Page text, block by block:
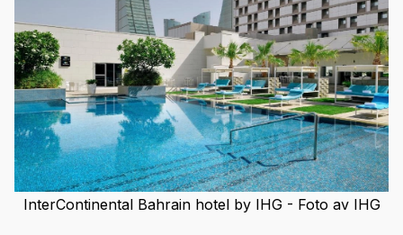
InterContinental Bahrain hotel by IHG - Foto av IHG